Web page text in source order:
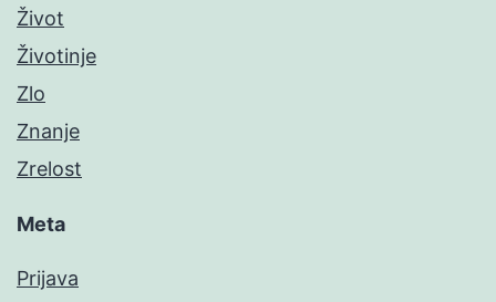
Život
Životinje
Zlo
Znanje
Zrelost
Meta
Prijava